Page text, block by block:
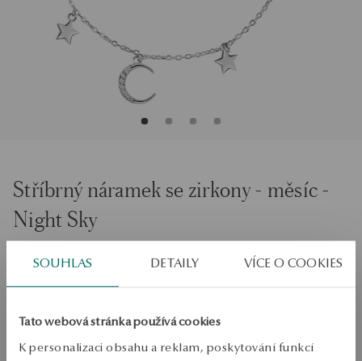
SOUHLAS DETAILY VÍCE O COOKIES
Tato webová stránka používá cookies
K personalizaci obsahu a reklam, poskytování funkcí
Stříbrný náramek se zirkony - měsíc -
Night Sky
Velikost
Velikost
20
PŘIDAT DO KOŠÍKU